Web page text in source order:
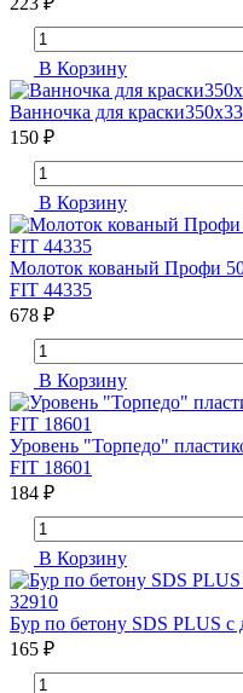
В Корзину
Ванночка для
150 ₽
В Корзину
Молоток кованый Профи
FIT 44335
678 ₽
В Корзину
Уровень "Торпедо"
FIT 18601
184 ₽
В Корзину
Бур по бетону SDS PLUS
165 ₽